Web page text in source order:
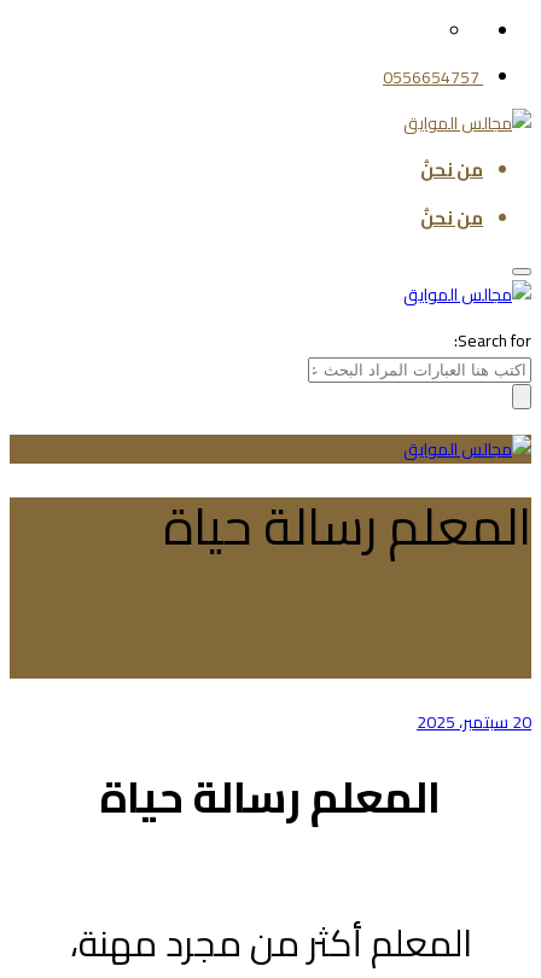
0556654757
من نحنُ
من نحنُ
Search for:
المعلم رسالة حياة
20 سبتمبر، 2025
المعلم رسالة حياة
المعلم أكثر من مجرد مهنة،